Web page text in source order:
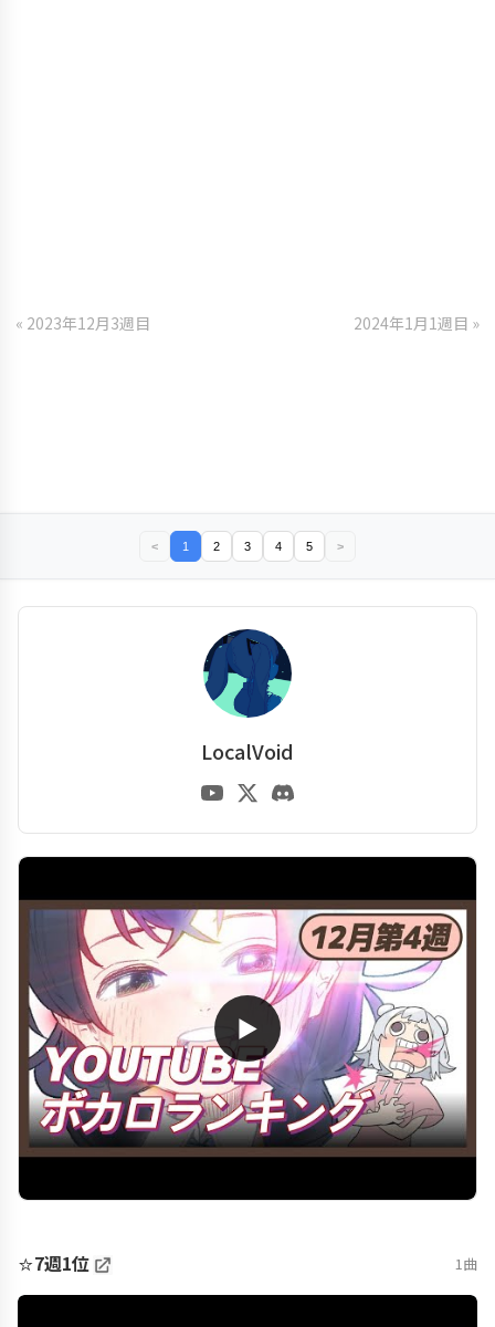
« 2023年12月3週目 2024年1月1週目 »
< 1 2 3 4 5 >
LocalVoid
▶
⭐7週1位 1曲